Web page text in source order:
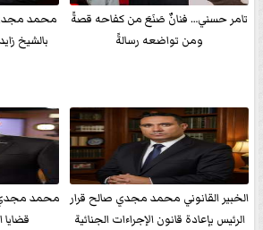
تامر حسني… فنانٌ صَنَعَ من كفاحه قصةً
ومن تواضعه رسالةً
محمد
بالشيخ
الخبير القانوني محمد مجدي صالح قرار
الرئيس بإعادة قانون الإجراءات الجنائية
محمد مجدي
قضايا